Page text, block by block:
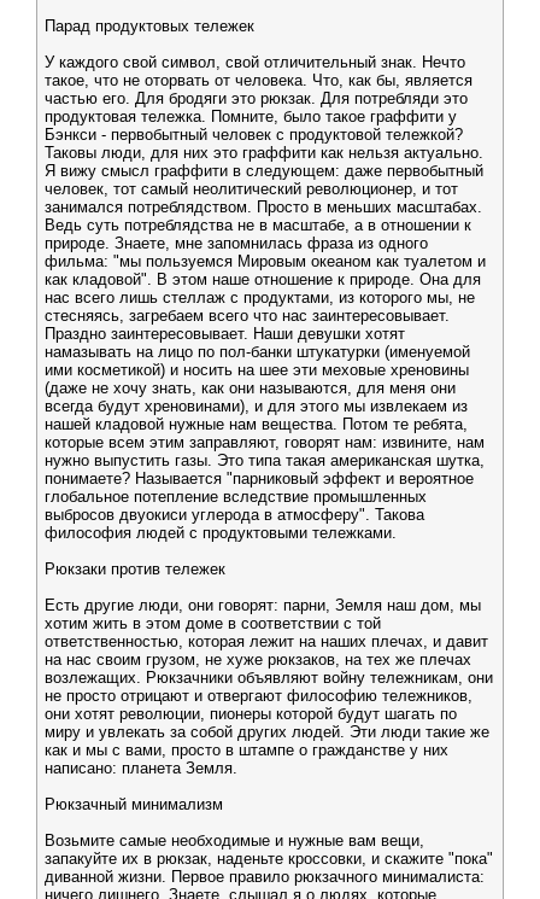
Парад продуктовых тележек
У каждого свой символ, свой отличительный знак. Нечто
такое, что не оторвать от человека. Что, как бы, является
частью его. Для бродяги это рюкзак. Для потребляди это
продуктовая тележка. Помните, было такое граффити у
Бэнкси - первобытный человек с продуктовой тележкой?
Таковы люди, для них это граффити как нельзя актуально.
Я вижу смысл граффити в следующем: даже первобытный
человек, тот самый неолитический революционер, и тот
занимался потреблядством. Просто в меньших масштабах.
Ведь суть потреблядства не в масштабе, а в отношении к
природе. Знаете, мне запомнилась фраза из одного
фильма: "мы пользуемся Мировым океаном как туалетом и
как кладовой". В этом наше отношение к природе. Она для
нас всего лишь стеллаж с продуктами, из которого мы, не
стесняясь, загребаем всего что нас заинтересовывает.
Праздно заинтересовывает. Наши девушки хотят
намазывать на лицо по пол-банки штукатурки (именуемой
ими косметикой) и носить на шее эти меховые хреновины
(даже не хочу знать, как они называются, для меня они
всегда будут хреновинами), и для этого мы извлекаем из
нашей кладовой нужные нам вещества. Потом те ребята,
которые всем этим заправляют, говорят нам: извините, нам
нужно выпустить газы. Это типа такая американская шутка,
понимаете? Называется "парниковый эффект и вероятное
глобальное потепление вследствие промышленных
выбросов двуокиси углерода в атмосферу". Такова
философия людей с продуктовыми тележками.
Рюкзаки против тележек
Есть другие люди, они говорят: парни, Земля наш дом, мы
хотим жить в этом доме в соответствии с той
ответственностью, которая лежит на наших плечах, и давит
на нас своим грузом, не хуже рюкзаков, на тех же плечах
возлежащих. Рюкзачники объявляют войну тележникам, они
не просто отрицают и отвергают философию тележников,
они хотят революции, пионеры которой будут шагать по
миру и увлекать за собой других людей. Эти люди такие же
как и мы с вами, просто в штампе о гражданстве у них
написано: планета Земля.
Рюкзачный минимализм
Возьмите самые необходимые и нужные вам вещи,
запакуйте их в рюкзак, наденьте кроссовки, и скажите "пока"
диванной жизни. Первое правило рюкзачного минималиста:
ничего лишнего. Знаете, слышал я о людях, которые